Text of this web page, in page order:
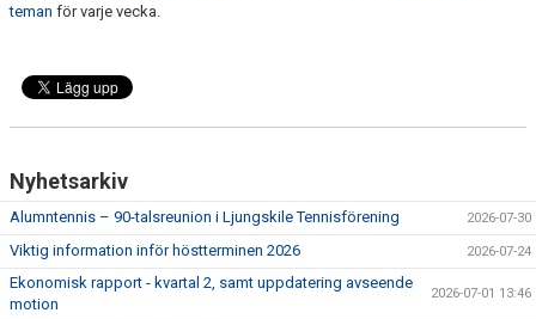
teman för varje vecka.
Nyhetsarkiv
Alumntennis – 90-talsreunion i Ljungskile Tennisförening 2026-07-30
Viktig information inför höstterminen 2026 2026-07-24
Ekonomisk rapport - kvartal 2, samt uppdatering avseende
motion
2026-07-01 13:46